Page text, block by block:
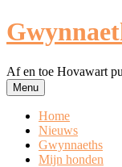
Ga
naar
inhoud
Af en toe Hovawart
Menu
Home
Nieuws
Gwynnaeths
Mijn honden